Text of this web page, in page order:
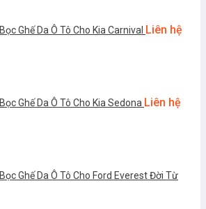
Bọc Ghế Da Ô Tô Cho Kia Carnival Liên hệ
Bọc Ghế Da Ô Tô Cho Kia Sedona Liên hệ
Bọc Ghế Da Ô Tô Cho Ford Everest Đời Từ